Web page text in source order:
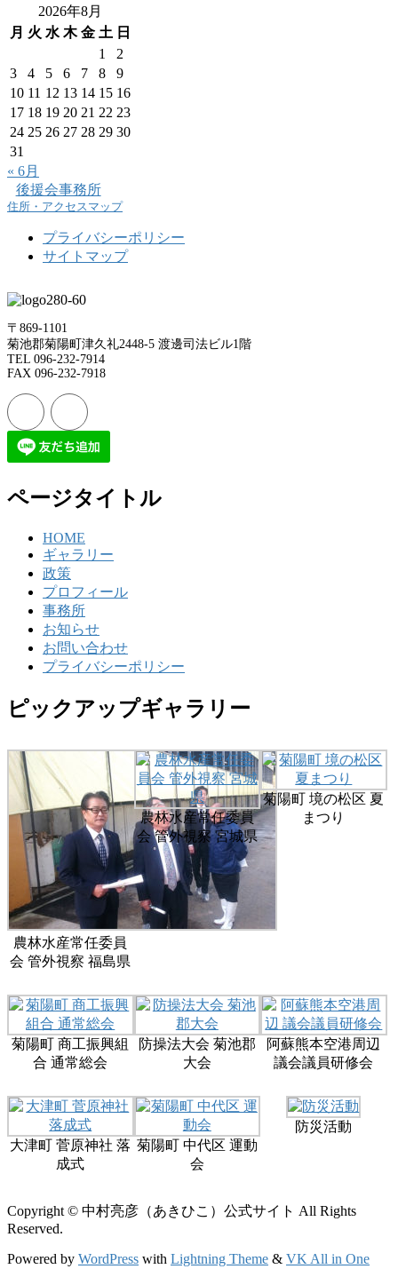
2026年8月
月 火 水 木 金 土 日
1
2
3
4 5 6 7 8
9
10 11 12 13 14 15 16
17 18 19 20 21 22 23
24 25 26 27 28 29 30
31
« 6月
後援会事務所
住所・アクセスマップ
プライバシーポリシー
サイトマップ
〒869-1101
菊池郡菊陽町津久礼2448-5 渡邊司法ビル1階
TEL 096-232-7914
FAX 096-232-7918
ページタイトル
HOME
ギャラリー
政策
プロフィール
事務所
お知らせ
お問い合わせ
プライバシーポリシー
ピックアップギャラリー
農林水産常任委員
会 管外視察 福島県
農林水産常任委員
会 管外視察 宮城県
菊陽町 境の松区 夏
まつり
菊陽町 商工振興組
合 通常総会
防操法大会 菊池郡
大会
阿蘇熊本空港周辺
議会議員研修会
大津町 菅原神社 落
成式
菊陽町 中代区 運動
会
防災活動
Copyright © 中村亮彦（あきひこ）公式サイト All Rights
Reserved.
Powered by WordPress with Lightning Theme & VK All in One